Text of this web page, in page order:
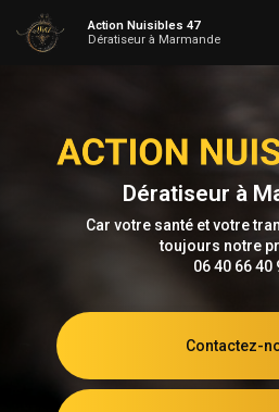
au
contenu
Action Nuisibles 47
Dératiseur à Marmande
Dératiseur à
Car votre santé et votre
toujours notre
06 40 66 40
Contactez-